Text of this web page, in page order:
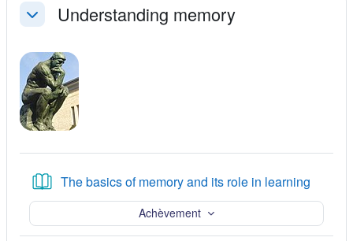
ReplierUnderstanding memory
The basics of memory and its role in learning
Achèvement